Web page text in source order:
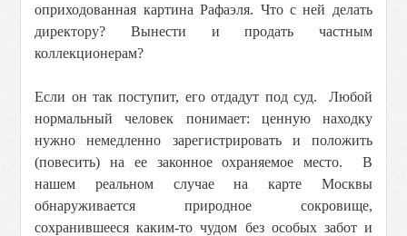
оприходованная картина Рафаэля. Что с ней делать
директору? Вынести и продать частным
коллекционерам?
Если он так поступит, его отдадут под суд. Любой
нормальный человек понимает: ценную находку
нужно немедленно зарегистрировать и положить
(повесить) на ее законное охраняемое место. В
нашем реальном случае на карте Москвы
обнаруживается природное сокровище,
сохранившееся каким-то чудом без особых забот и